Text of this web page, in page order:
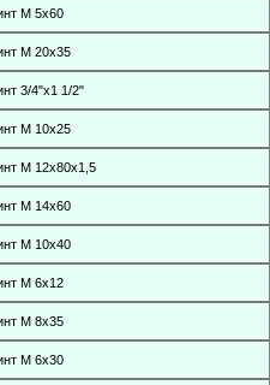
М 5х60
М 20х35
3/4"х1 1/2"
М 10х25
М 12х80х1,5
М 14х60
М 10х40
М 6х12
М 8х35
М 6х30